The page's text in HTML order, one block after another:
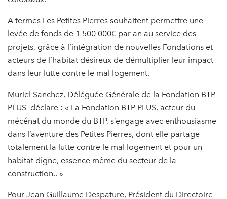
A termes Les Petites Pierres souhaitent permettre une
levée de fonds de 1 500 000€ par an au service des
projets, grâce à l’intégration de nouvelles Fondations et
acteurs de l’habitat désireux de démultiplier leur impact
dans leur lutte contre le mal logement.
Muriel Sanchez, Déléguée Générale de la Fondation BTP
PLUS déclare : « La Fondation BTP PLUS, acteur du
mécénat du monde du BTP, s’engage avec enthousiasme
dans l’aventure des Petites Pierres, dont elle partage
totalement la lutte contre le mal logement et pour un
habitat digne, essence même du secteur de la
construction.. »
Pour Jean Guillaume Despature, Président du Directoire